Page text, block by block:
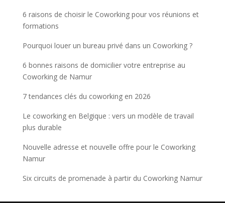
6 raisons de choisir le Coworking pour vos réunions et
formations
Pourquoi louer un bureau privé dans un Coworking ?
6 bonnes raisons de domicilier votre entreprise au
Coworking de Namur
7 tendances clés du coworking en 2026
Le coworking en Belgique : vers un modèle de travail
plus durable
Nouvelle adresse et nouvelle offre pour le Coworking
Namur
Six circuits de promenade à partir du Coworking Namur